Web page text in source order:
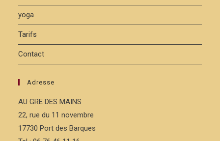
yoga
Tarifs
Contact
Adresse
AU GRE DES MAINS
22, rue du 11 novembre
17730 Port des Barques